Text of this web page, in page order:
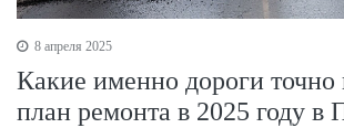
8 апреля 2025
Какие именно дороги точно
план ремонта в 2025 году в